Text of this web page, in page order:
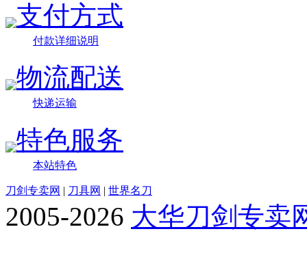
支付方式
付款详细说明
物流配送
快递运输
特色服务
本站特色
刀剑专卖网 | 刀具网 | 世界名刀
2005-2026 大华刀剑专卖